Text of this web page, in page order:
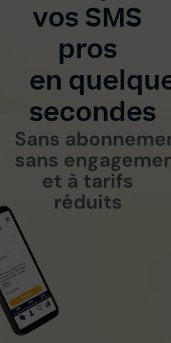
vos SMS
pros
en
secondes
Sans
sans
et à tarifs
réduits